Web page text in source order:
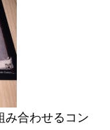
み合わせるコン